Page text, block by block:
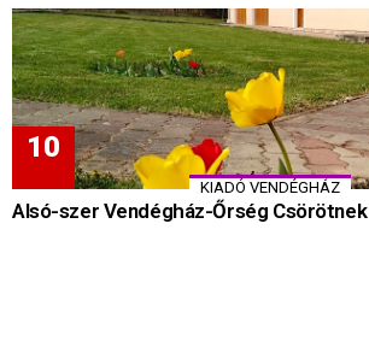
KIADÓ VENDÉGHÁZ
Alsó-szer Vendégház-Őrség Csörötnek